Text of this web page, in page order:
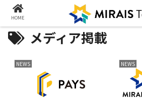
メディア掲載
NEWS NEWS
HOME